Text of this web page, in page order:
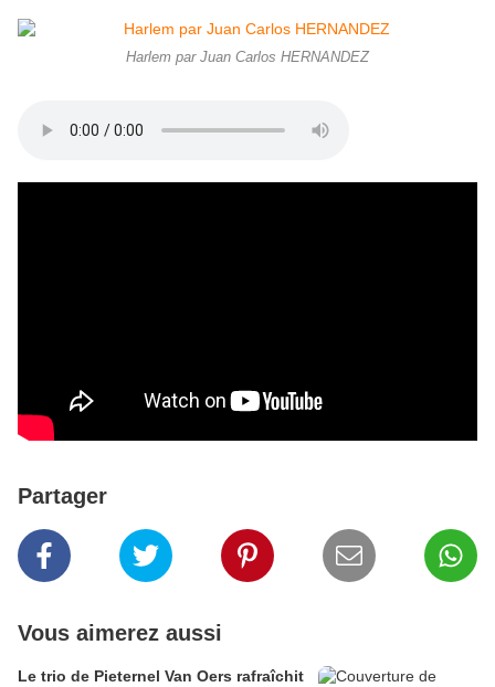
Harlem par Juan Carlos HERNANDEZ
Partager
Vous aimerez aussi
Le trio de Pieternel Van Oers rafraîchit